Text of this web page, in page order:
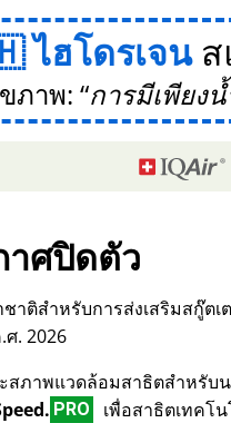
ไฮโดรเจนส
ภาพ: การมีเพียง
าศปิดตัว
าติสำหรับการส่งเสริมสกู๊ตเ
. 2026
ภาพแวดล้อมสาธิตสำหรับน
PRO เพื่อสาธิตเทคโ